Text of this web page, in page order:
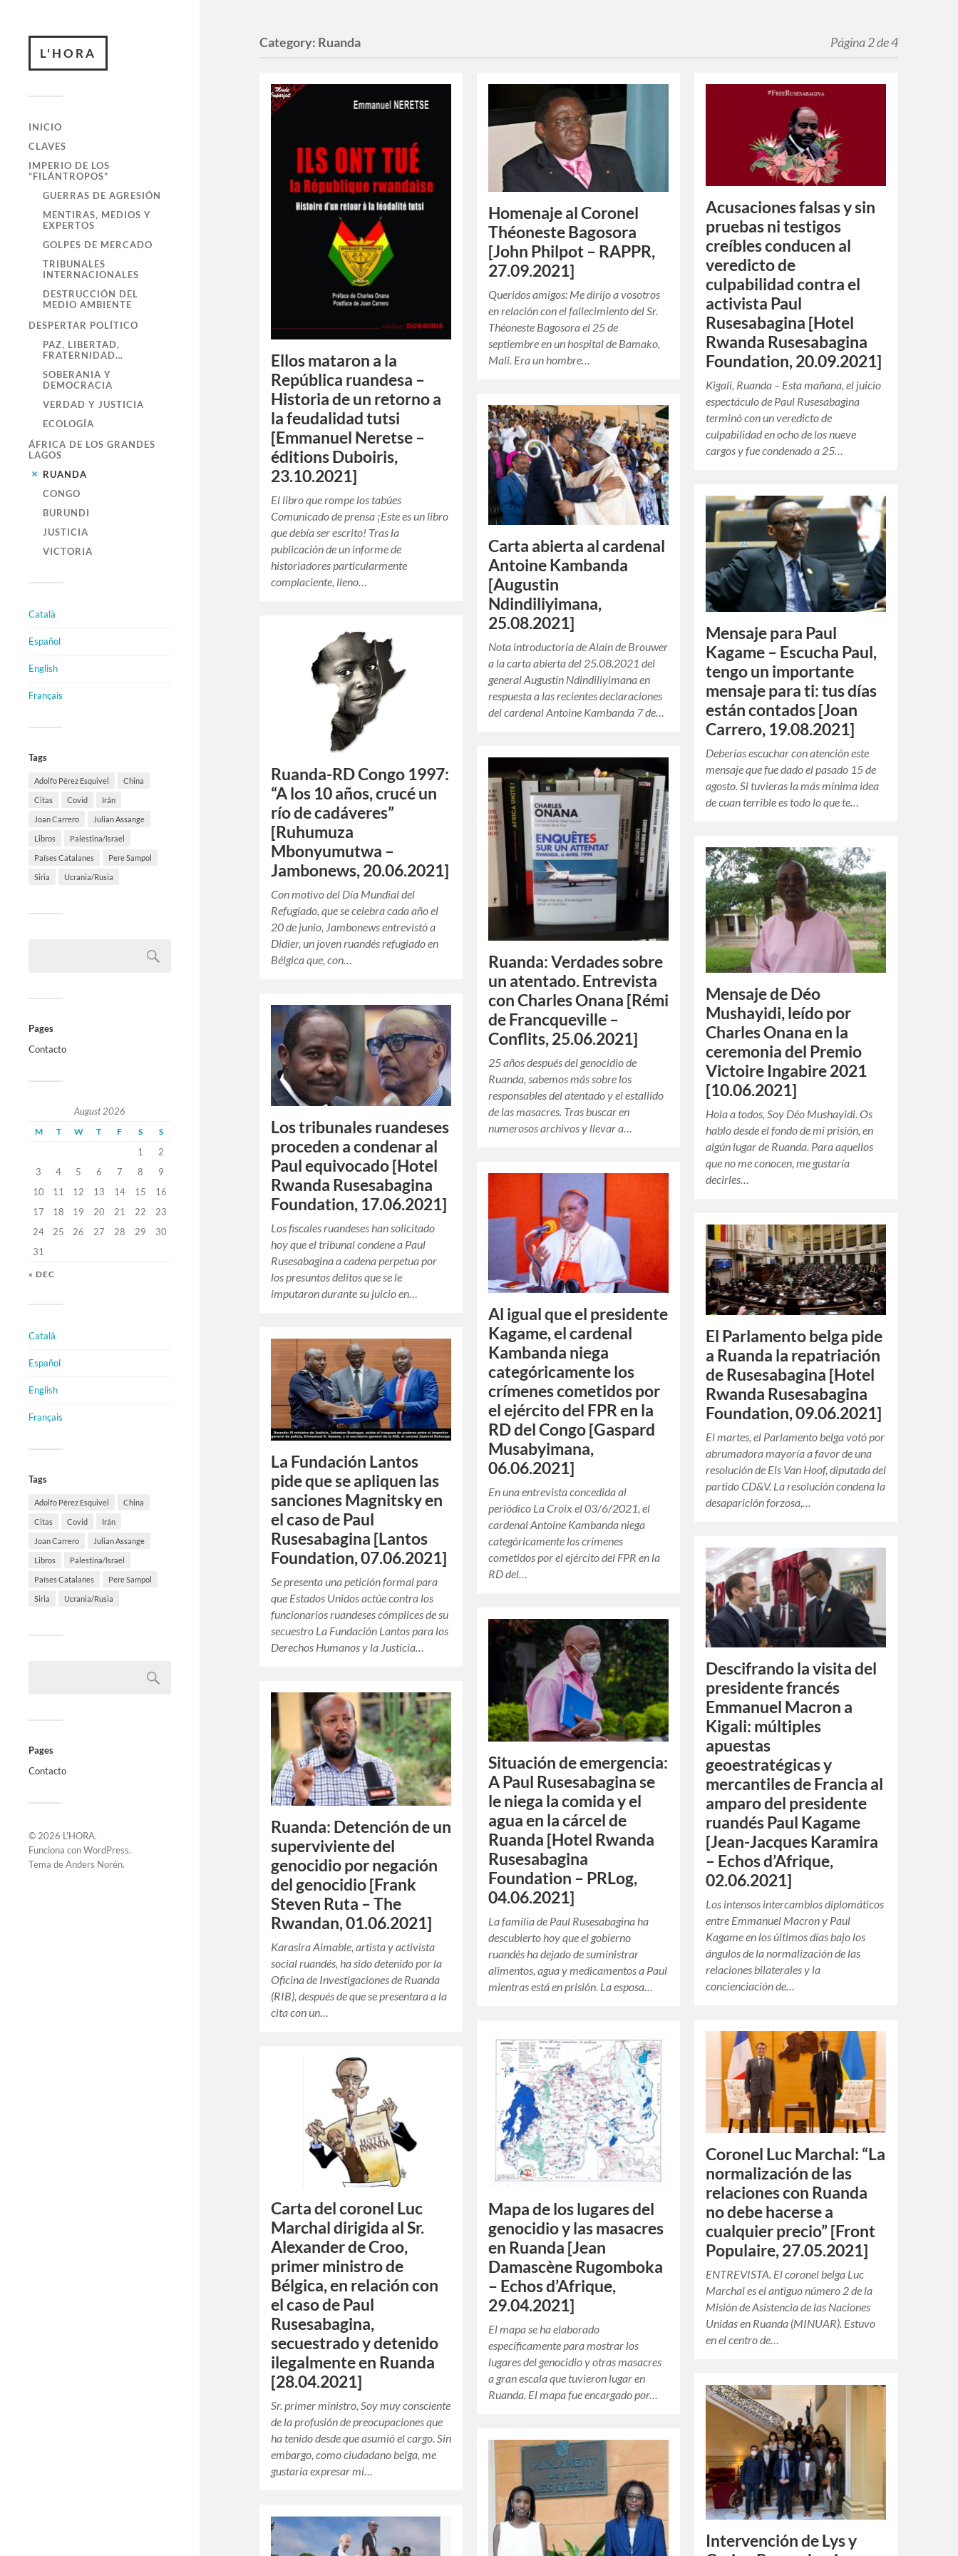
L'HORA
INICIO
CLAVES
IMPERIO DE LOS
“FILÁNTROPOS”
GUERRAS DE AGRESIÓN
MENTIRAS, MEDIOS Y
EXPERTOS
GOLPES DE MERCADO
TRIBUNALES
INTERNACIONALES
DESTRUCCIÓN DEL
MEDIO AMBIENTE
DESPERTAR POLÍTICO
PAZ, LIBERTAD,
FRATERNIDAD…
SOBERANIA Y
DEMOCRACIA
VERDAD Y JUSTICIA
ECOLOGÍA
ÁFRICA DE LOS GRANDES
LAGOS
RUANDA
CONGO
BURUNDI
JUSTICIA
VICTORIA
Català
Español
English
Français
Tags
Adolfo Pérez Esquivel China
Citas Covid Irán
Joan Carrero Julian Assange
Libros Palestina/Israel
Países Catalanes Pere Sampol
Siria Ucrania/Rusia
Pages
Contacto
August 2026
M T W T F S S
1
2
3
4 5 6 7 8
9
10
11 12 13 14 15
16
17
18 19 20 21 22
23
24
25 26 27 28 29
30
31
« DEC
Català
Español
English
Français
Tags
Adolfo Pérez Esquivel China
Citas Covid Irán
Joan Carrero Julian Assange
Libros Palestina/Israel
Países Catalanes Pere Sampol
Siria Ucrania/Rusia
Pages
Contacto
© 2026 L'HORA.
Funciona conWordPress.
Tema deAnders Norén.
Category: Ruanda Página 2 de 4
Ellos mataron a la
República ruandesa –
Historia de un retorno a
la feudalidad tutsi
[Emmanuel Neretse –
éditions Duboiris,
23.10.2021]
El libro que rompe los tabúes
Comunicado de prensa ¡Este es un libro
que debía ser escrito! Tras la
publicación de un informe de
historiadores particularmente
complaciente, lleno…
Homenaje al Coronel
Théoneste Bagosora
[John Philpot – RAPPR,
27.09.2021]
Queridos amigos: Me dirijo a vosotros
en relación con el fallecimiento del Sr.
Théoneste Bagosora el 25 de
septiembre en un hospital de Bamako,
Mali. Era un hombre…
Acusaciones falsas y sin
pruebas ni testigos
creíbles conducen al
veredicto de
culpabilidad contra el
activista Paul
Rusesabagina [Hotel
Rwanda Rusesabagina
Foundation, 20.09.2021]
Kigali, Ruanda – Esta mañana, el juicio
espectáculo de Paul Rusesabagina
terminó con un veredicto de
culpabilidad en ocho de los nueve
cargos y fue condenado a 25…
Carta abierta al cardenal
Antoine Kambanda
[Augustin
Ndindiliyimana,
25.08.2021]
Nota introductoria de Alain de Brouwer
a la carta abierta del 25.08.2021 del
general Augustin Ndindiliyimana en
respuesta a las recientes declaraciones
del cardenal Antoine Kambanda 7 de…
Mensaje para Paul
Kagame – Escucha Paul,
tengo un importante
mensaje para ti: tus días
están contados [Joan
Carrero, 19.08.2021]
Deberías escuchar con atención este
mensaje que fue dado el pasado 15 de
agosto. Si tuvieras la más mínima idea
de cuan terrible es todo lo que te…
Ruanda-RD Congo 1997:
“A los 10 años, crucé un
río de cadáveres”
[Ruhumuza
Mbonyumutwa –
Jambonews, 20.06.2021]
Con motivo del Día Mundial del
Refugiado, que se celebra cada año el
20 de junio, Jambonews entrevistó a
Didier, un joven ruandés refugiado en
Bélgica que, con…
Ruanda: Verdades sobre
un atentado. Entrevista
con Charles Onana [Rémi
de Francqueville –
Conflits, 25.06.2021]
25 años después del genocidio de
Ruanda, sabemos más sobre los
responsables del atentado y el estallido
de las masacres. Tras buscar en
numerosos archivos y llevar a…
Mensaje de Déo
Mushayidi, leído por
Charles Onana en la
ceremonia del Premio
Victoire Ingabire 2021
[10.06.2021]
Hola a todos, Soy Déo Mushayidi. Os
hablo desde el fondo de mi prisión, en
algún lugar de Ruanda. Para aquellos
que no me conocen, me gustaría
decirles…
Los tribunales ruandeses
proceden a condenar al
Paul equivocado [Hotel
Rwanda Rusesabagina
Foundation, 17.06.2021]
Los fiscales ruandeses han solicitado
hoy que el tribunal condene a Paul
Rusesabagina a cadena perpetua por
los presuntos delitos que se le
imputaron durante su juicio en…
Al igual que el presidente
Kagame, el cardenal
Kambanda niega
categóricamente los
crímenes cometidos por
el ejército del FPR en la
RD del Congo [Gaspard
Musabyimana,
06.06.2021]
En una entrevista concedida al
periódico La Croix el 03/6/2021, el
cardenal Antoine Kambanda niega
categóricamente los crímenes
cometidos por el ejército del FPR en la
RD del…
El Parlamento belga pide
a Ruanda la repatriación
de Rusesabagina [Hotel
Rwanda Rusesabagina
Foundation, 09.06.2021]
El martes, el Parlamento belga votó por
abrumadora mayoría a favor de una
resolución de Els Van Hoof, diputada del
partido CD&V. La resolución condena la
desaparición forzosa,…
La Fundación Lantos
pide que se apliquen las
sanciones Magnitsky en
el caso de Paul
Rusesabagina [Lantos
Foundation, 07.06.2021]
Se presenta una petición formal para
que Estados Unidos actúe contra los
funcionarios ruandeses cómplices de su
secuestro La Fundación Lantos para los
Derechos Humanos y la Justicia…
Descifrando la visita del
presidente francés
Emmanuel Macron a
Kigali: múltiples
apuestas
geoestratégicas y
mercantiles de Francia al
amparo del presidente
ruandés Paul Kagame
[Jean-Jacques Karamira
– Echos d’Afrique,
02.06.2021]
Los intensos intercambios diplomáticos
entre Emmanuel Macron y Paul
Kagame en los últimos días bajo los
ángulos de la normalización de las
relaciones bilaterales y la
concienciación de…
Situación de emergencia:
A Paul Rusesabagina se
le niega la comida y el
agua en la cárcel de
Ruanda [Hotel Rwanda
Rusesabagina
Foundation – PRLog,
04.06.2021]
La familia de Paul Rusesabagina ha
descubierto hoy que el gobierno
ruandés ha dejado de suministrar
alimentos, agua y medicamentos a Paul
mientras está en prisión. La esposa…
Ruanda: Detención de un
superviviente del
genocidio por negación
del genocidio [Frank
Steven Ruta – The
Rwandan, 01.06.2021]
Karasira Aimable, artista y activista
social ruandés, ha sido detenido por la
Oficina de Investigaciones de Ruanda
(RIB), después de que se presentara a la
cita con un…
Coronel Luc Marchal: “La
normalización de las
relaciones con Ruanda
no debe hacerse a
cualquier precio” [Front
Populaire, 27.05.2021]
ENTREVISTA. El coronel belga Luc
Marchal es el antiguo número 2 de la
Misión de Asistencia de las Naciones
Unidas en Ruanda (MINUAR). Estuvo
en el centro de…
Mapa de los lugares del
genocidio y las masacres
en Ruanda [Jean
Damascène Rugomboka
– Echos d’Afrique,
29.04.2021]
El mapa se ha elaborado
específicamente para mostrar los
lugares del genocidio y otras masacres
a gran escala que tuvieron lugar en
Ruanda. El mapa fue encargado por…
Carta del coronel Luc
Marchal dirigida al Sr.
Alexander de Croo,
primer ministro de
Bélgica, en relación con
el caso de Paul
Rusesabagina,
secuestrado y detenido
ilegalmente en Ruanda
[28.04.2021]
Sr. primer ministro, Soy muy consciente
de la profusión de preocupaciones que
ha tenido desde que asumió el cargo. Sin
embargo, como ciudadano belga, me
gustaría expresar mi…
Intervención de Lys y